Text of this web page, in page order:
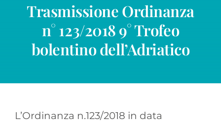
Trasmissione Ordinanza
n° 123/2018 9° Trofeo
bolentino dell’Adriatico
L’Ordinanza n.123/2018 in data